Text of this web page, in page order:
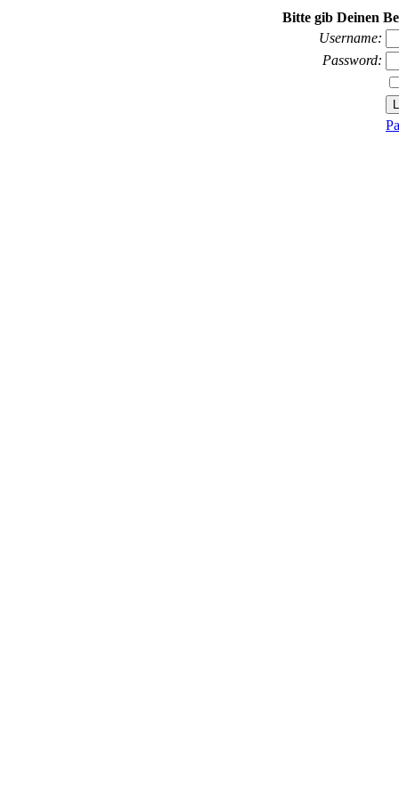
Bitte gib Deinen
Username:
Password: